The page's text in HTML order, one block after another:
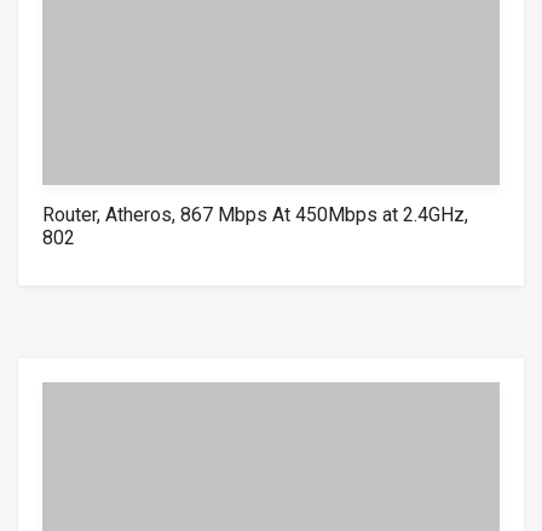
Router, Atheros, 867 Mbps At 450Mbps at 2.4GHz,
802